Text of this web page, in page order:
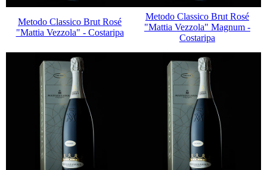
Metodo Classico Brut Rosé
"Mattia Vezzola" - Costaripa
Metodo Classico Brut Rosé
"Mattia Vezzola" Magnum -
Costaripa